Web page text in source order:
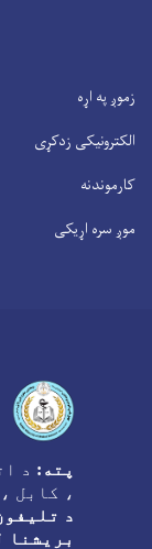
زموږ په اړه
الکترونیکی زدکړی
کارموندنه
موږ سره اړیکی
پته: د
، کابل
د
بریشنا